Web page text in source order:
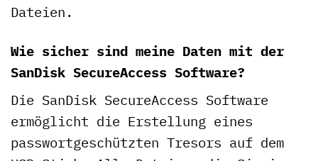
Dateien.
Wie sicher sind meine Daten mit der
SanDisk SecureAccess Software?
Die SanDisk SecureAccess Software
ermöglicht die Erstellung eines
passwortgeschützten Tresors auf dem